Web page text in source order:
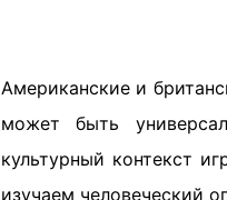
Американские и
может быть
культурный контекст
изучаем человеческий